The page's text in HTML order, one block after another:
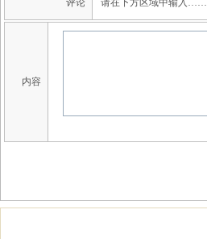
评论 请在下方区域中输入……
内容